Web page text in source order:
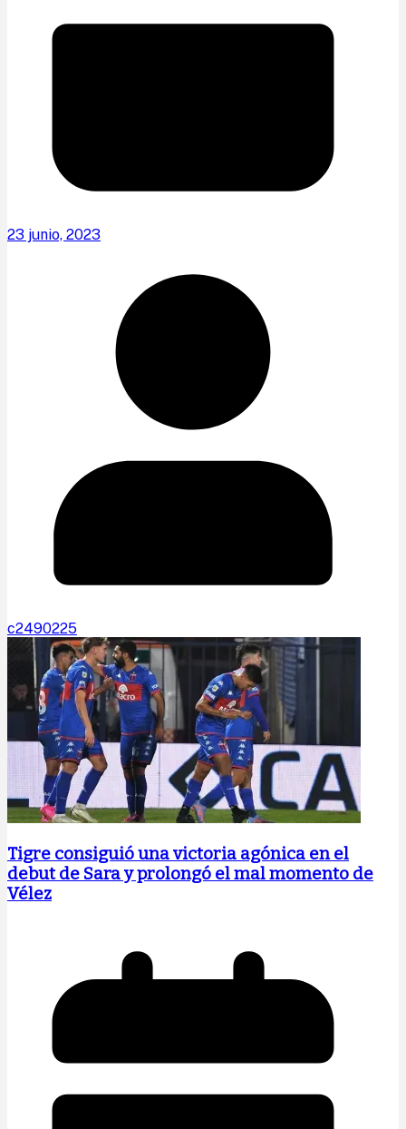
23 junio, 2023
c2490225
Tigre consiguió una victoria agónica en el
debut de Sara y prolongó el mal momento de
Vélez